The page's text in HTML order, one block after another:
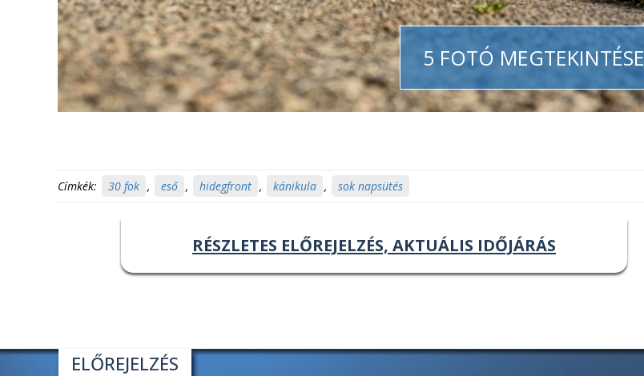
5 FOTÓ MEGTEKINTÉSE
Címkék: 30 fok , eső , hidegfront , kánikula , sok napsütés
RÉSZLETES ELŐREJELZÉS, AKTUÁLIS IDŐJÁRÁS
ELŐREJELZÉS